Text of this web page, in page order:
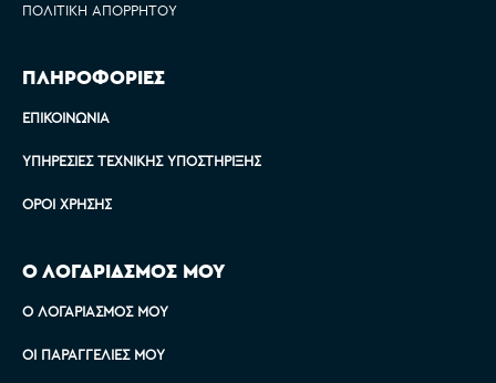
ΠΟΛΙΤΙΚΉ ΑΠΟΡΡΉΤΟΥ
ΠΛΗΡΟΦΟΡΙΕΣ
ΕΠΙΚΟΙΝΩΝΊΑ
ΥΠΗΡΕΣΊΕΣ ΤΕΧΝΙΚΉΣ ΥΠΟΣΤΉΡΙΞΗΣ
ΌΡΟΙ ΧΡΉΣΗΣ
Ο ΛΟΓΑΡΙΑΣΜΟΣ ΜΟΥ
Ο ΛΟΓΑΡΙΑΣΜΌΣ ΜΟΥ
ΟΙ ΠΑΡΑΓΓΕΛΊΕΣ ΜΟΥ